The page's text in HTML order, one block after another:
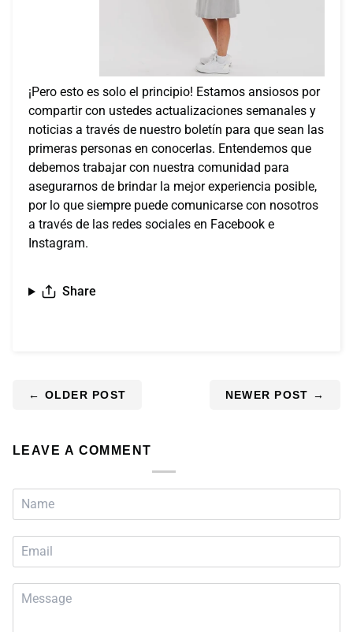
¡Pero esto es solo el principio! Estamos ansiosos por
compartir con ustedes actualizaciones semanales y
noticias a través de nuestro boletín para que sean las
primeras personas en conocerlas. Entendemos que
debemos trabajar con nuestra comunidad para
asegurarnos de brindar la mejor experiencia posible,
por lo que siempre puede comunicarse con nosotros
a través de las redes sociales en Facebook e
Instagram.
Share
← OLDER POST NEWER POST →
LEAVE A COMMENT